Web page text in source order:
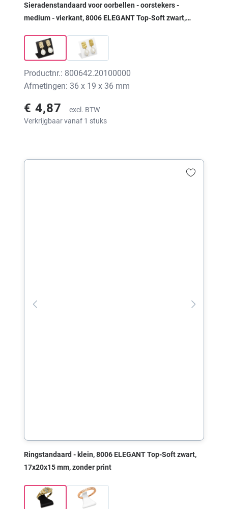
Sieradenstandaard voor oorbellen - oorstekers -
medium - vierkant, 8006 ELEGANT Top-Soft zwart,
Productnr.: 800642.20100000
Afmetingen: 36 x 19 x 36 mm
€ 4,87
excl. BTW
Verkrijgbaar vanaf 1 stuks
Ringstandaard - klein, 8006 ELEGANT Top-Soft zwart,
17x20x15 mm, zonder print